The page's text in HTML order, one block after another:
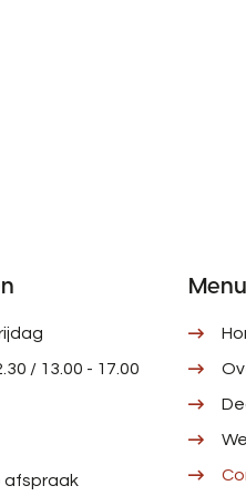
/ 13.00 - 17.00
afspraak
Menu